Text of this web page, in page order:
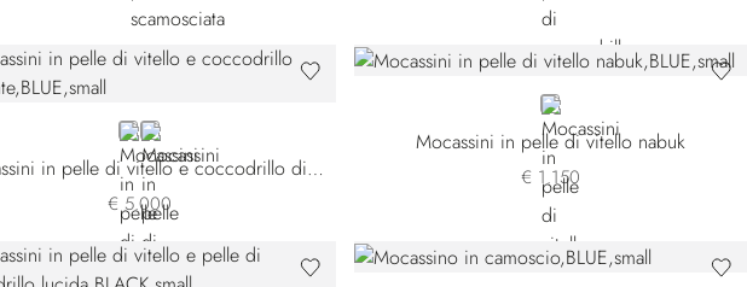
BLUEBLACK
Mocassini in pelle di vitello e coccodrillo diamante
€ 5.000
BLUE
Mocassini in pelle di vitello nabuk
€ 1.150